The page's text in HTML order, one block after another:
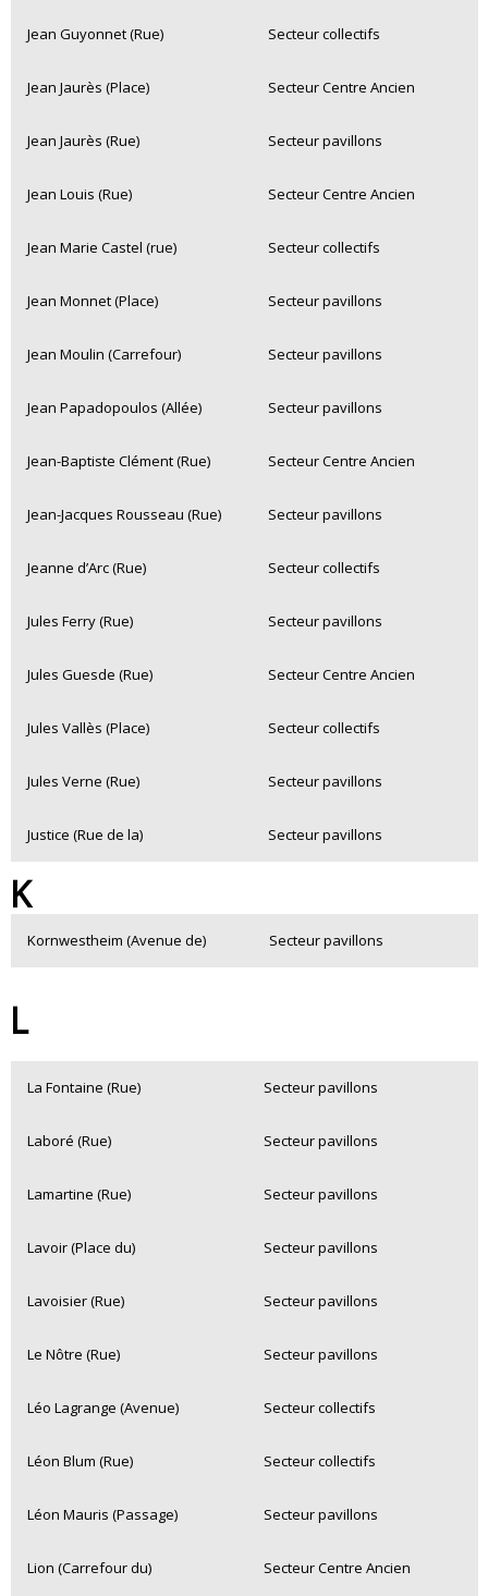
Jean Guyonnet (Rue) Secteur collectifs
Jean Jaurès (Place) Secteur Centre Ancien
Jean Jaurès (Rue) Secteur pavillons
Jean Louis (Rue) Secteur Centre Ancien
Jean Marie Castel (rue) Secteur collectifs
Jean Monnet (Place) Secteur pavillons
Jean Moulin (Carrefour) Secteur pavillons
Jean Papadopoulos (Allée) Secteur pavillons
Jean-Baptiste Clément (Rue) Secteur Centre Ancien
Jean-Jacques Rousseau (Rue) Secteur pavillons
Jeanne d’Arc (Rue) Secteur collectifs
Jules Ferry (Rue) Secteur pavillons
Jules Guesde (Rue) Secteur Centre Ancien
Jules Vallès (Place) Secteur collectifs
Jules Verne (Rue) Secteur pavillons
Justice (Rue de la) Secteur pavillons
K
Kornwestheim (Avenue de) Secteur pavillons
L
La Fontaine (Rue) Secteur pavillons
Laboré (Rue) Secteur pavillons
Lamartine (Rue) Secteur pavillons
Lavoir (Place du) Secteur pavillons
Lavoisier (Rue) Secteur pavillons
Le Nôtre (Rue) Secteur pavillons
Léo Lagrange (Avenue) Secteur collectifs
Léon Blum (Rue) Secteur collectifs
Léon Mauris (Passage) Secteur pavillons
Lion (Carrefour du) Secteur Centre Ancien